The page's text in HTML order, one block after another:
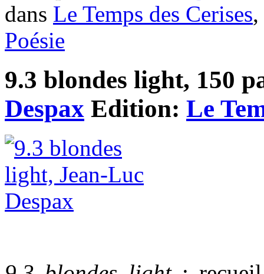
dans Le Temps des Cerises,
Poésie
9.3 blondes light, 150
Despax Edition: Le